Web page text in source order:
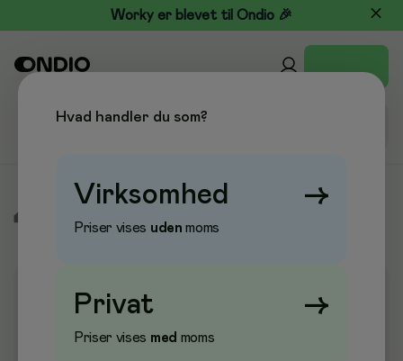
Worky er blevet til Ondio 🎉
Hvad handler du som?
Virksomhed →
Priser vises uden moms
Privat →
Priser vises med moms